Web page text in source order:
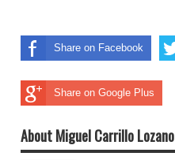
Share on Facebook
Share on Google Plus
About Miguel Carrillo Lozano